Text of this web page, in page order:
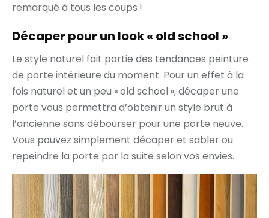
remarqué à tous les coups !
Décaper pour un look « old school »
Le style naturel fait partie des tendances peinture
de porte intérieure du moment. Pour un effet à la
fois naturel et un peu « old school », décaper une
porte vous permettra d’obtenir un style brut à
l’ancienne sans débourser pour une porte neuve.
Vous pouvez simplement décaper et sabler ou
repeindre la porte par la suite selon vos envies.